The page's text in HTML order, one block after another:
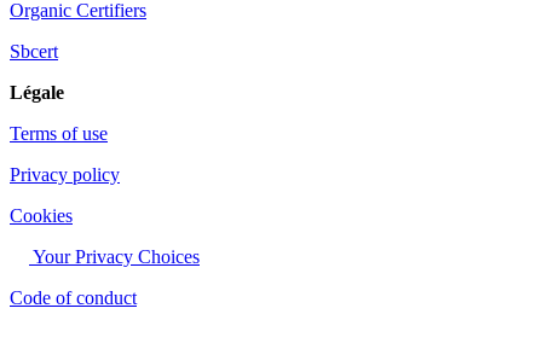
Organic Certifiers
Sbcert
Légale
Terms of use
Privacy policy
Cookies
Your Privacy Choices
Code of conduct